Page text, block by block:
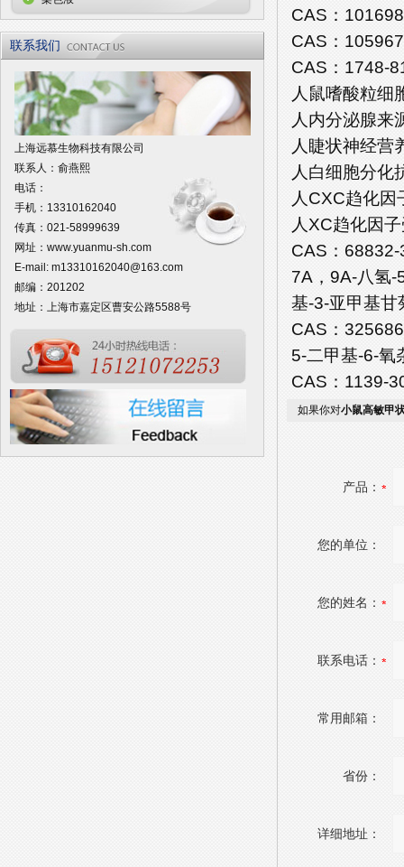
联系我们
上海远慕生物科技有限公司
联系人：俞燕熙
电话：
手机：13310162040
传真：021-58999639
网址： www.yuanmu-sh.com
E-mail: m13310162040@163.com
邮编：201202
地址：上海市嘉定区曹安公路5588号
CAS：
CAS：
CAS：1748-
人鼠嗜酸粒细
人内分泌腺来
人睫状神经营
人白细胞分化
人CXC趋化
人XC趋化因
CAS：
7A，9A-八氢-
基-3-亚甲基
CAS：
5-二甲基-6-氧
CAS：1139-
如果你对小鼠高敏甲
产品：
您的单位：
您的姓名：
联系电话：
常用邮箱：
省份：
详细地址：